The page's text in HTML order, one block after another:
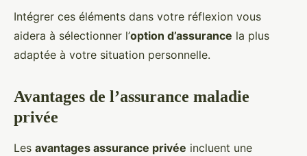
Intégrer ces éléments dans votre réflexion vous
aidera à sélectionner l’option d’assurance la plus
adaptée à votre situation personnelle.
Avantages de l’assurance maladie
privée
Les avantages assurance privée incluent une